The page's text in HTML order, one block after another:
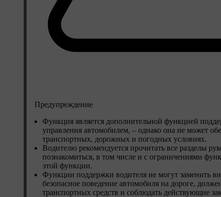
Предупреждение
Функция является дополнительной функцией
управления автомобилем, – однако она не может
транспортных, дорожных и погодных условиях.
Водителю рекомендуется прочитать все разделы
познакомиться, в том числе и с ограничениями
этой функции.
Функции поддержки водителя не могут заменить
безопасное поведение автомобиля на дороге,
транспортных средств и соблюдать действующие